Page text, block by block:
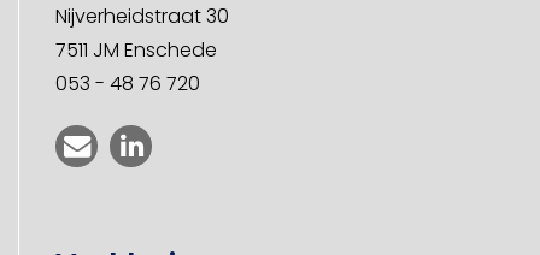
Nijverheidstraat 30
7511 JM Enschede
053 - 48 76 720